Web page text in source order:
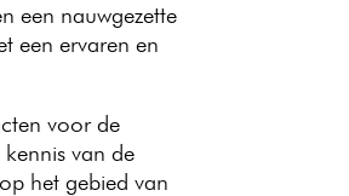
een nauwgezette
een ervaren en
voor de
van de
het gebied van